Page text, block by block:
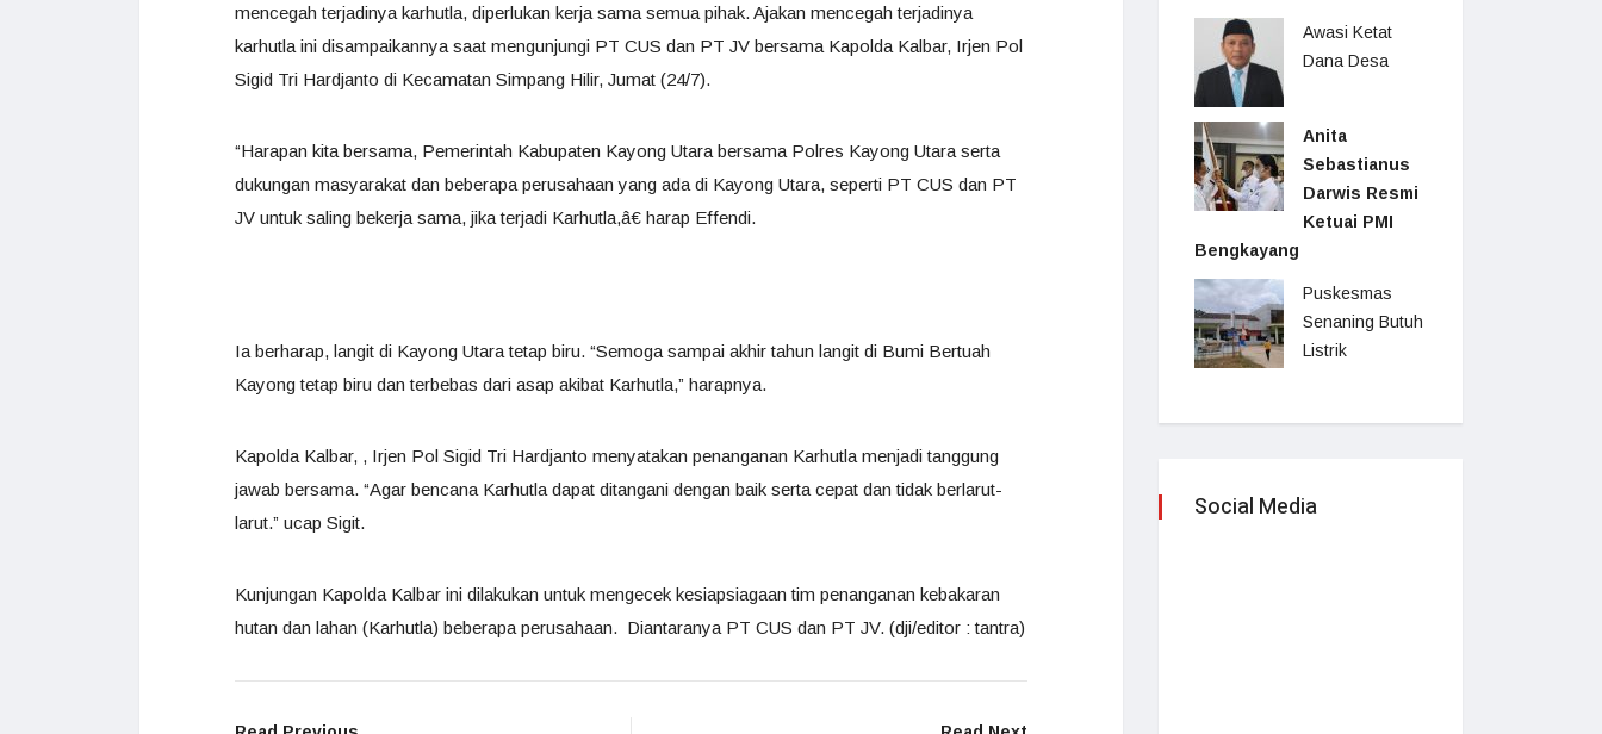
mencegah terjadinya karhutla, diperlukan kerja sama semua pihak. Ajakan mencegah terjadinya
karhutla ini disampaikannya saat mengunjungi PT CUS dan PT JV bersama Kapolda Kalbar, Irjen Pol
Sigid Tri Hardjanto di Kecamatan Simpang Hilir, Jumat (24/7).
“Harapan kita bersama, Pemerintah Kabupaten Kayong Utara bersama Polres Kayong Utara serta
dukungan masyarakat dan beberapa perusahaan yang ada di Kayong Utara, seperti PT CUS dan PT
JV untuk saling bekerja sama, jika terjadi Karhutla,â€ harap Effendi.
Ia berharap, langit di Kayong Utara tetap biru. “Semoga sampai akhir tahun langit di Bumi Bertuah
Kayong tetap biru dan terbebas dari asap akibat Karhutla,” harapnya.
Kapolda Kalbar, , Irjen Pol Sigid Tri Hardjanto menyatakan penanganan Karhutla menjadi tanggung
jawab bersama. “Agar bencana Karhutla dapat ditangani dengan baik serta cepat dan tidak berlarut-
larut.” ucap Sigit.
Kunjungan Kapolda Kalbar ini dilakukan untuk mengecek kesiapsiagaan tim penanganan kebakaran
hutan dan lahan (Karhutla) beberapa perusahaan. Diantaranya PT CUS dan PT JV. (dji/editor : tantra)
Awasi Ketat
Dana Desa
Anita
Sebastianus
Darwis Resmi
Ketuai PMI
Bengkayang
Puskesmas
Senaning Butuh
Listrik
Social Media